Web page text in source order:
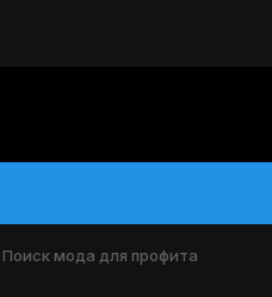
Поиск мода для профита